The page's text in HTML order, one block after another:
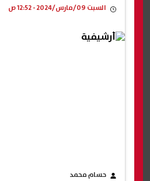
السبت 09/مارس/2024 - 12:52 ص
حسام محمد